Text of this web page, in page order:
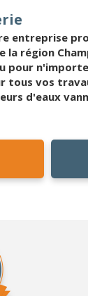
entreprise
région
pour
tous vos
d'eaux